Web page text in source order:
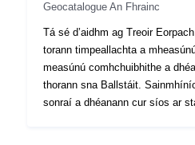
tionchar ag torann orthu agus
aicmithe fuaime maoracha. Déantar comhiomlánú leis
an mbreiseán QGIS MIZOGEO
Foinse na sonraí: BLÁTHANNA
CUMHRÁIN
Geocatalogue An Fhrainc
Tá sé d’aidhm ag Treoir
torann timpeallachta a
measúnú comhchuibhithe a
thorann sna Ballstáit.
sonraí a dhéanann cur síos ar